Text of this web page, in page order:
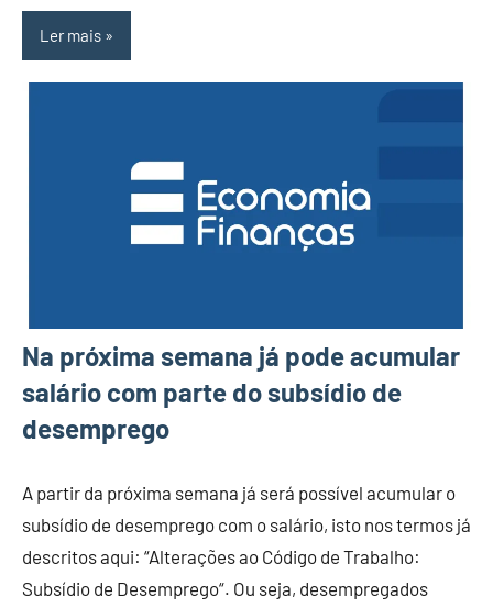
Ler mais
Na próxima semana já pode acumular
salário com parte do subsídio de
desemprego
A partir da próxima semana já será possível acumular o
subsídio de desemprego com o salário, isto nos termos já
descritos aqui: “Alterações ao Código de Trabalho:
Subsídio de Desemprego“. Ou seja, desempregados